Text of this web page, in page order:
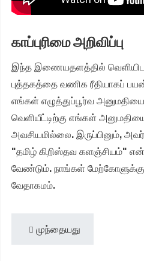
காப்புரிமை அறிவிப்பு
இந்த இணையதளத்தில்
புத்தகத்தை வணிக ரீதியாகப்
எங்கள் எழுத்துப்பூர்வ
வெளியீட்டிற்கு எங்கள்
அவசியமில்லை. இருப்பினும்,
"தமிழ் கிறிஸ்தவ களஞ்சியம்"
வேண்டும். நாங்கள் மேற்கோளுக்கு
வேதாகமம்.
முந்தையது